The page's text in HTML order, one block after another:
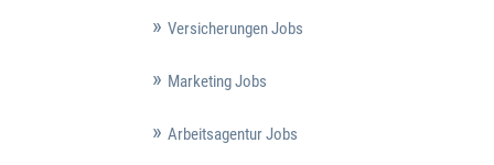
Versicherungen Jobs
Marketing Jobs
Arbeitsagentur Jobs